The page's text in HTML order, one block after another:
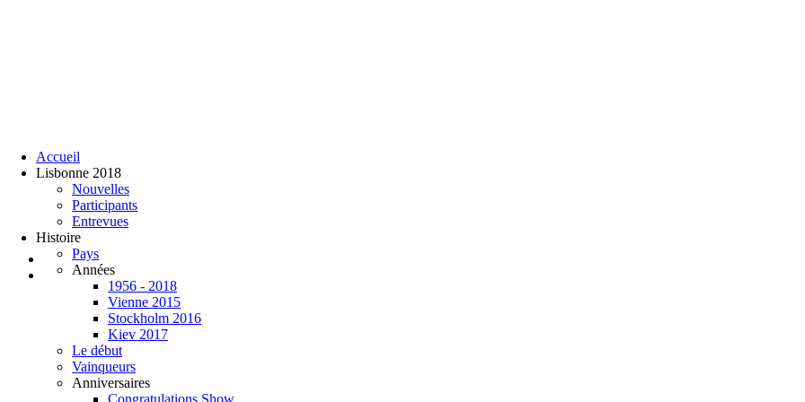
Accueil
Lisbonne 2018
Nouvelles
Participants
Entrevues
Histoire
Pays
Années
1956 - 2018
Vienne 2015
Stockholm 2016
Kiev 2017
Le début
Vainqueurs
Anniversaires
Congratulations Show